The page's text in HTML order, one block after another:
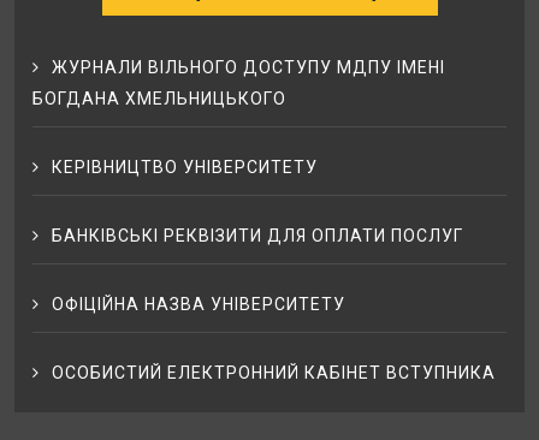
ЖУРНАЛИ ВІЛЬНОГО ДОСТУПУ МДПУ ІМЕНІ
БОГДАНА ХМЕЛЬНИЦЬКОГО
КЕРІВНИЦТВО УНІВЕРСИТЕТУ
БАНКІВСЬКІ РЕКВІЗИТИ ДЛЯ ОПЛАТИ ПОСЛУГ
ОФІЦІЙНА НАЗВА УНІВЕРСИТЕТУ
ОСОБИСТИЙ ЕЛЕКТРОННИЙ КАБІНЕТ ВСТУПНИКА